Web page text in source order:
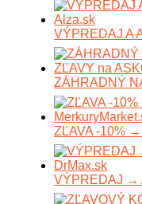
VÝPREDAJ A
ZÁHRADNÝ
ZĽAVA -10% →
VÝPREDAJ →